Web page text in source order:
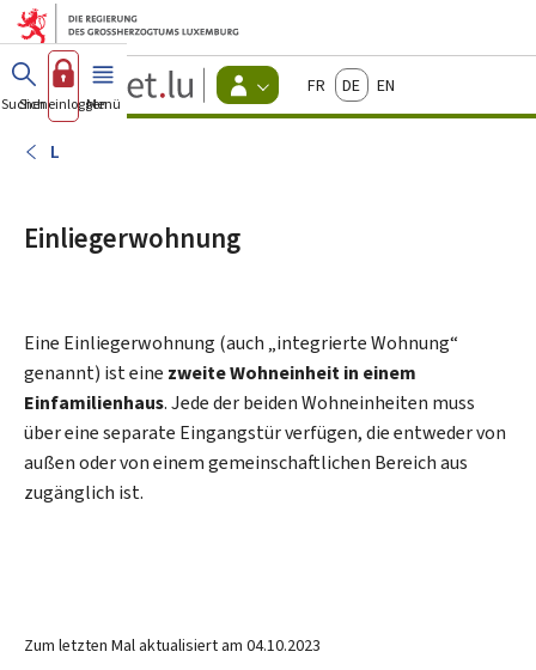
Zum Hauptmenü
Zum Inhalt
Guichet.lu
Changer
d'espace
FrançaisDeutschEnglish
Suchen
Sich einloggen
Menü Haupt-
L
Einliegerwohnung
Eine Einliegerwohnung (auch „integrierte Wohnung“
genannt) ist eine zweite Wohneinheit in einem
Einfamilienhaus. Jede der beiden Wohneinheiten muss
über eine separate Eingangstür verfügen, die entweder von
außen oder von einem gemeinschaftlichen Bereich aus
zugänglich ist.
Zum letzten Mal aktualisiert am 04.10.2023